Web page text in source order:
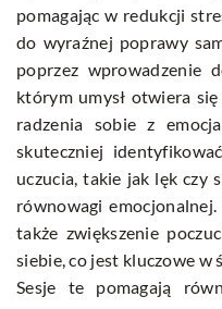
pomagając w redukcji
do wyraźnej poprawy
poprzez wprowadzenie
którym umysł otwiera
radzenia sobie z
skuteczniej
uczucia, takie jak lęk czy
równowagi
także zwiększenie
siebie, co jest kluczowe w
Sesje te pomagają